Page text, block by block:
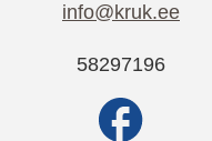
info@kruk.ee
58297196